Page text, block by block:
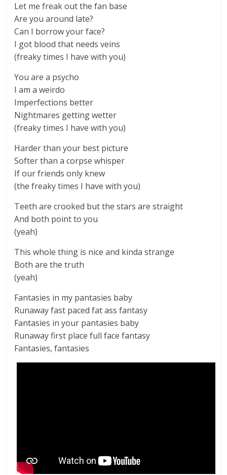
Let me freak out the fan base
Are you around late?
Can I borrow your face?
I got blood that needs veins
(freaky times I have with you)
You are a psycho
I am a weirdo
Imperfections better
Nightmares getting wetter
(freaky times I have with you)
Harder than your best picture
Softer than a corpse whisper
If our friends only knew
(the freaky times I have with you)
Teeth are crooked but the stars are straight
And both point to you
(yeah)
This whole thing is nice and kinda strange
Both are the truth
(yeah)
Fantasies in my pantasies baby
Runaway fast paced fat ass fantasy
Fantasies in your pantasies baby
Runaway first place full face fantasy
Fantasies, fantasies